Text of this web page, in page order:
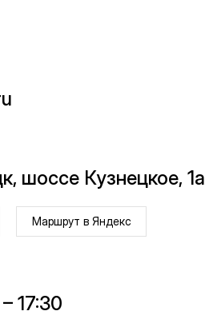
шоссе Кузнецкое, 1а
17:30
Маршрут в Яндекс